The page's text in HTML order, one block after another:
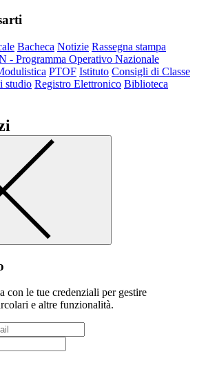
Bacheca Notizie Rassegna stampa
- Programma Operativo Nazionale
PTOF Istituto Consigli di Classe
studio Registro Elettronico Biblioteca
con le tue credenziali per gestire
e altre funzionalità.